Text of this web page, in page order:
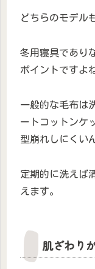
どちらのモデル
冬用寝具であり
ポイントですよ
一般的な毛布は
ートコットンケ
型崩れしにくい
定期的に洗えば
えます。
肌ざわり